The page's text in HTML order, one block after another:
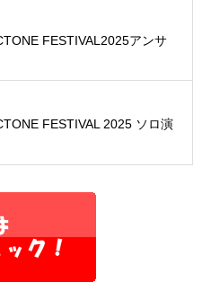
FESTIVAL2025アンサ
FESTIVAL 2025 ソロ演